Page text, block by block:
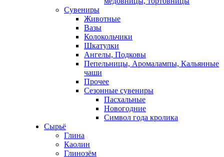
Сувениры
Животные
Вазы
Колокольчики
Шкатулки
Ангелы, Подковы
Пепельницы, Аромалампы, Кальянные
чаши
Прочее
Сезонные сувениры
Пасхальные
Новогодние
Символ года кролика
Сырьё
Глина
Каолин
Глинозём